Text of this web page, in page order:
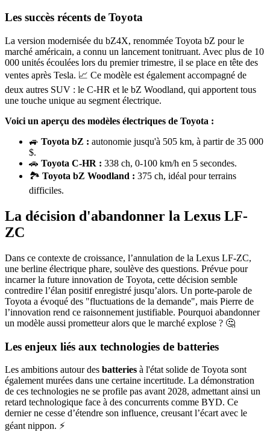
Les succès récents de Toyota
La version modernisée du bZ4X, renommée Toyota bZ pour le
marché américain, a connu un lancement tonitruant. Avec plus de 10
000 unités écoulées lors du premier trimestre, il se place en tête des
ventes après Tesla. 📈 Ce modèle est également accompagné de
deux autres SUV : le C-HR et le bZ Woodland, qui apportent tous
une touche unique au segment électrique.
Voici un aperçu des modèles électriques de Toyota :
🚙 Toyota bZ : autonomie jusqu'à 505 km, à partir de 35 000
$.
🚗 Toyota C-HR : 338 ch, 0-100 km/h en 5 secondes.
🏞️ Toyota bZ Woodland : 375 ch, idéal pour terrains
difficiles.
La décision d'abandonner la Lexus LF-
ZC
Dans ce contexte de croissance, l’annulation de la Lexus LF-ZC,
une berline électrique phare, soulève des questions. Prévue pour
incarner la future innovation de Toyota, cette décision semble
contredire l’élan positif enregistré jusqu’alors. Un porte-parole de
Toyota a évoqué des "fluctuations de la demande", mais Pierre de
l’innovation rend ce raisonnement justifiable. Pourquoi abandonner
un modèle aussi prometteur alors que le marché explose ? 🤔
Les enjeux liés aux technologies de batteries
Les ambitions autour des batteries à l'état solide de Toyota sont
également murées dans une certaine incertitude. La démonstration
de ces technologies ne se profile pas avant 2028, admettant ainsi un
retard technologique face à des concurrents comme BYD. Ce
dernier ne cesse d’étendre son influence, creusant l’écart avec le
géant nippon. ⚡